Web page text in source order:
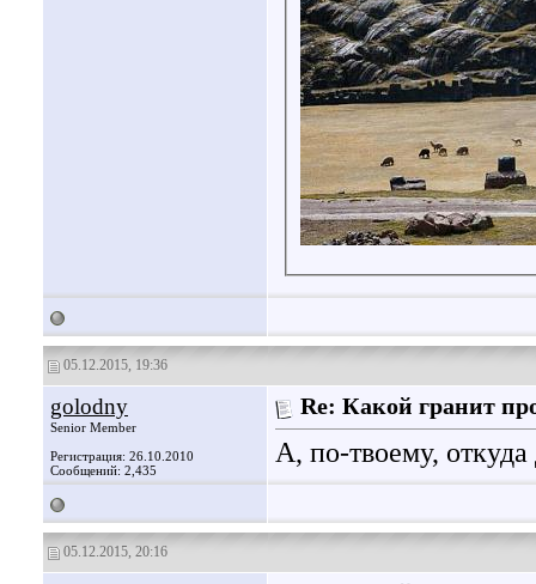
05.12.2015, 19:36
golodny
Senior Member
Регистрация: 26.10.2010
Сообщений: 2,435
Re: Какой гранит
А, по-твоему, откуда
05.12.2015, 20:16